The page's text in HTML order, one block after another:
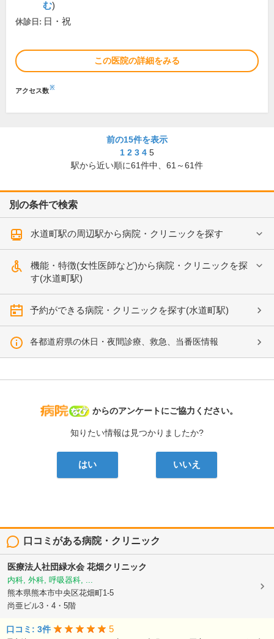
む)
休診日: 日・祝
この医院の詳細をみる
アクセス数※
前の15件を表示
1 2 3 4 5
駅から近い順に61件中、 61～61件
別の条件で検索
水道町駅の周辺駅から病院・クリニックを探す
機能・特徴(女性医師など)から病院・クリニックを探
す(水道町駅)
予約ができる病院・クリニックを探す(水道町駅)
各都道府県の休日・夜間診療、救急、当番医情報
病院なび
からのアンケートにご協力ください。
知りたい情報は見つかりましたか?
はい いいえ
口コミがある病院・クリニック
医療法人社団緑水会 花畑クリニック
内科, 外科, 呼吸器科, ...
熊本県熊本市中央区花畑町1-5
尚亜ビル3・4・5階
口コミ: 3件 5